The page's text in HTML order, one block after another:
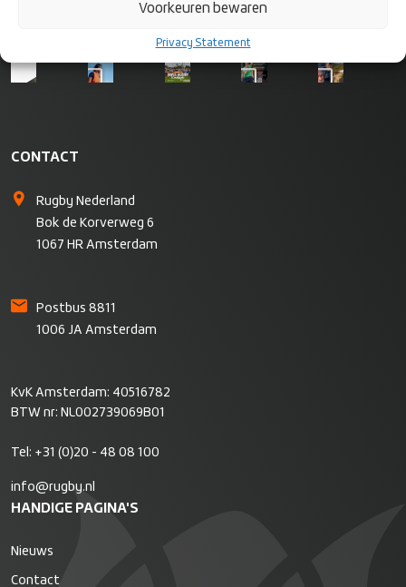
Voorkeuren bewaren
Privacy Statement
CONTACT
Rugby Nederland
Bok de Korverweg 6
1067 HR Amsterdam
Postbus 8811
1006 JA Amsterdam
KvK Amsterdam: 40516782
BTW nr: NL002739069B01
Tel: +31 (0)20 - 48 08 100
info@rugby.nl
HANDIGE PAGINA'S
Nieuws
Contact